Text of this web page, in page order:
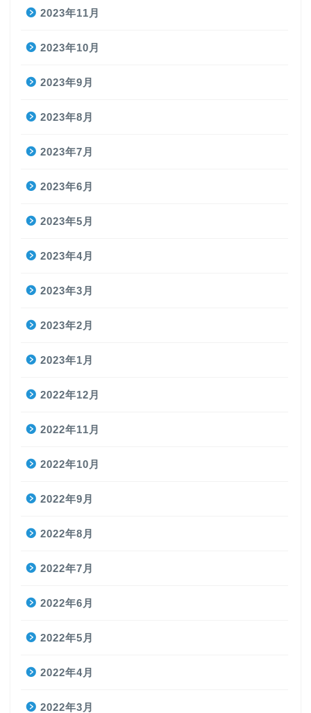
2023年11月
2023年10月
2023年9月
2023年8月
2023年7月
2023年6月
2023年5月
2023年4月
2023年3月
2023年2月
2023年1月
2022年12月
2022年11月
2022年10月
2022年9月
2022年8月
2022年7月
2022年6月
2022年5月
2022年4月
2022年3月